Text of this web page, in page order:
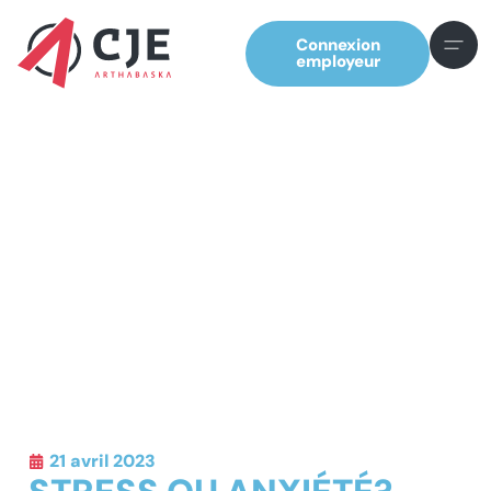
Connexion
employeur
21 avril 2023